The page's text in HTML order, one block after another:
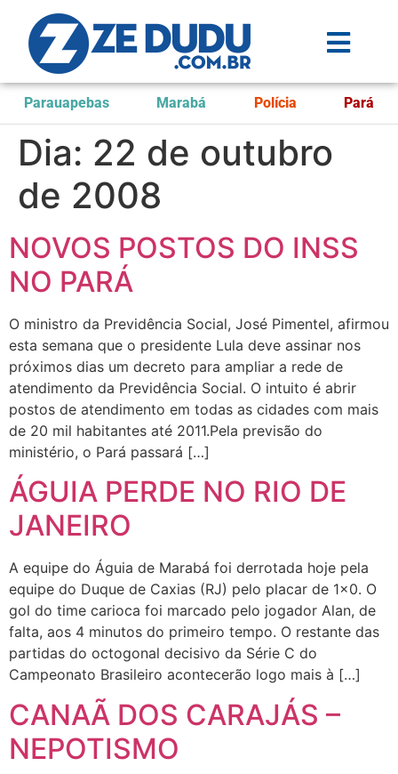
Parauapebas Marabá Polícia Pará
Dia: 22 de outubro
de 2008
NOVOS POSTOS DO INSS
NO PARÁ
O ministro da Previdência Social, José Pimentel, afirmou
esta semana que o presidente Lula deve assinar nos
próximos dias um decreto para ampliar a rede de
atendimento da Previdência Social. O intuito é abrir
postos de atendimento em todas as cidades com mais
de 20 mil habitantes até 2011.Pela previsão do
ministério, o Pará passará […]
ÁGUIA PERDE NO RIO DE
JANEIRO
A equipe do Águia de Marabá foi derrotada hoje pela
equipe do Duque de Caxias (RJ) pelo placar de 1×0. O
gol do time carioca foi marcado pelo jogador Alan, de
falta, aos 4 minutos do primeiro tempo. O restante das
partidas do octogonal decisivo da Série C do
Campeonato Brasileiro acontecerão logo mais à […]
CANAÃ DOS CARAJÁS –
NEPOTISMO